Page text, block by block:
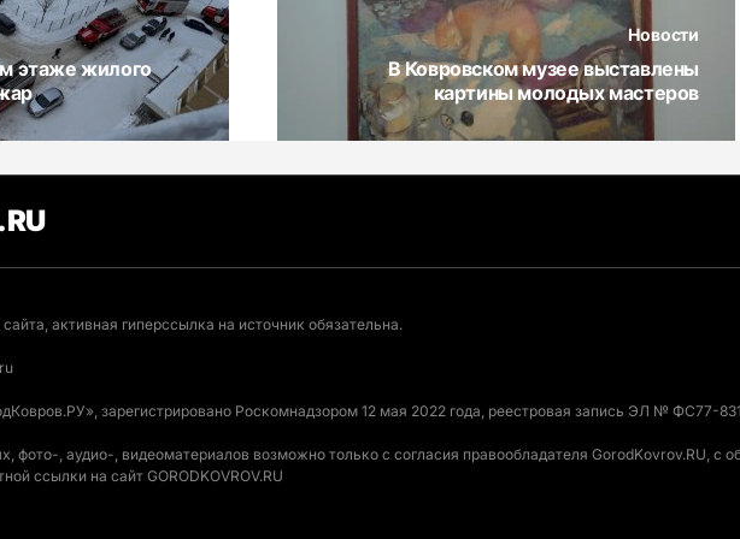
этаже жилого
Новости
В Ковровском музее выставлены
картины молодых мастеров
активная гиперссылка на источник обязательна.
зарегистрировано Роскомнадзором 12 мая 2022 года, реестровая запись ЭЛ № ФС77-
фото-, аудио-, видеоматериалов возможно только с согласия правообладателя GorodKovrov.RU, с
ссылки на сайт GORODKOVROV.RU